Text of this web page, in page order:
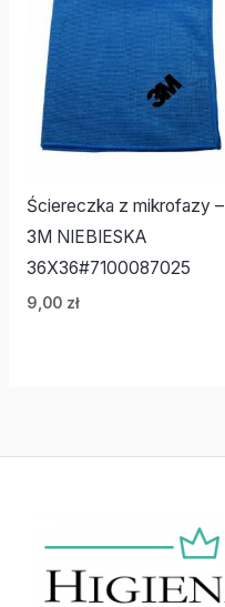
Ściereczka z mikrofazy –
3M NIEBIESKA
36X36#7100087025
9,00 zł